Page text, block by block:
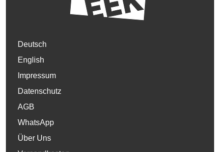
Deutsch
English
Impressum
Datenschutz
AGB
WhatsApp
Über Uns